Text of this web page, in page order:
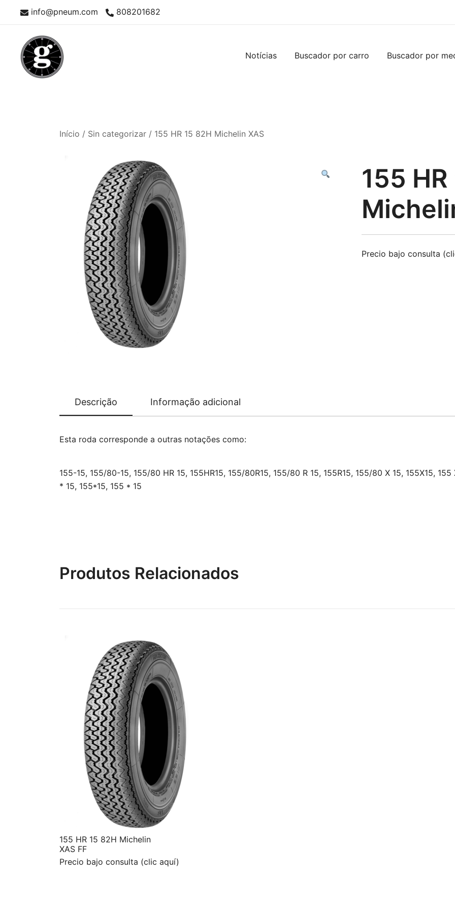
info@pneum.com 808201682
Notícias Buscador por carro Buscador por
Início / Sin categorizar / 155 HR 15 82H Michelin XAS
155
Precio bajo consulta
Descrição Informação adicional
Esta roda corresponde a outras notações como:
155-15, 155/80-15, 155/80 HR 15, 155HR15, 155/80R15, 155/80 R 15, 155R15, 155/80 X 15, 155X15,
* 15, 155*15, 155 * 15
Produtos Relacionados
155 HR 15 82H Michelin
XAS FF
Precio bajo consulta (clic aquí)